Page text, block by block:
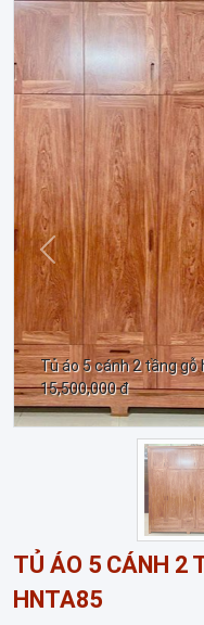
Tủ áo 5 cánh 2 tầng gỗ
15,500,000 đ
Trước
TỦ ÁO 5 CÁNH 2
HNTA85